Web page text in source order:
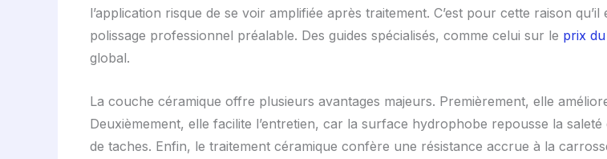
l’application risque de se voir amplifiée après traitement. C’est pour cette raison
polissage professionnel préalable. Des guides spécialisés, comme celui sur le prix
global.
La couche céramique offre plusieurs avantages majeurs. Premièrement, elle
Deuxièmement, elle facilite l’entretien, car la surface hydrophobe repousse la
de taches. Enfin, le traitement céramique confère une résistance accrue à la